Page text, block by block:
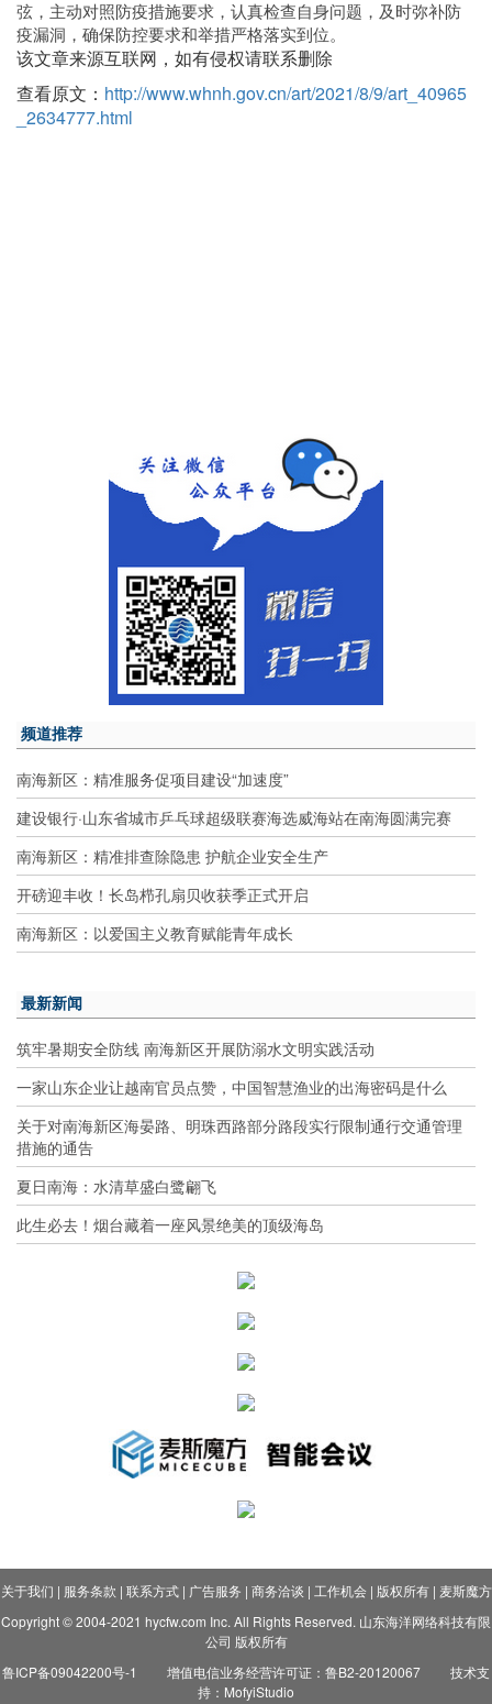
弦，主动对照防疫措施要求，认真检查自身问题，及时弥补防
疫漏洞，确保防控要求和举措严格落实到位。
该文章来源互联网，如有侵权请联系删除
查看原文： http://www.whnh.gov.cn/art/2021/8/9/art_40965
_2634777.html
频道推荐
南海新区：精准服务促项目建设“加速度”
建设银行·山东省城市乒乓球超级联赛海选威海站在南海圆满完赛
南海新区：精准排查除隐患 护航企业安全生产
开磅迎丰收！长岛栉孔扇贝收获季正式开启
南海新区：以爱国主义教育赋能青年成长
最新新闻
筑牢暑期安全防线 南海新区开展防溺水文明实践活动
一家山东企业让越南官员点赞，中国智慧渔业的出海密码是什么
关于对南海新区海晏路、明珠西路部分路段实行限制通行交通管理
措施的通告
夏日南海：水清草盛白鹭翩飞
此生必去！烟台藏着一座风景绝美的顶级海岛
关于我们 | 服务条款 | 联系方式| 广告服务 | 商务洽谈 | 工作机会| 版权所有| 麦斯魔方
Copyright © 2004-2021 hycfw.com Inc. All Rights Reserved. 山东海洋网络科技有限
公司 版权所有
鲁ICP备09042200号-1
增值电信业务经营许可证：鲁B2-20120067
技术支
持：MofyiStudio